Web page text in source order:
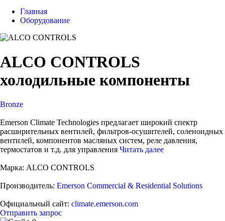
Главная
Оборудование
ALCO CONTROLS
холодильные компоненты
Bronze
Emerson Climate Technologies предлагает широкий спектр
расширительных вентилей, фильтров-осушителей, соленоидных
вентилей, компонентов масляных систем, реле давления,
термостатов и т.д. для управления Читать далее
Марка: ALCO CONTROLS
Производитель: Emerson Commercial & Residential Solutions
Официальный сайт: climate.emerson.com
Отправить запрос